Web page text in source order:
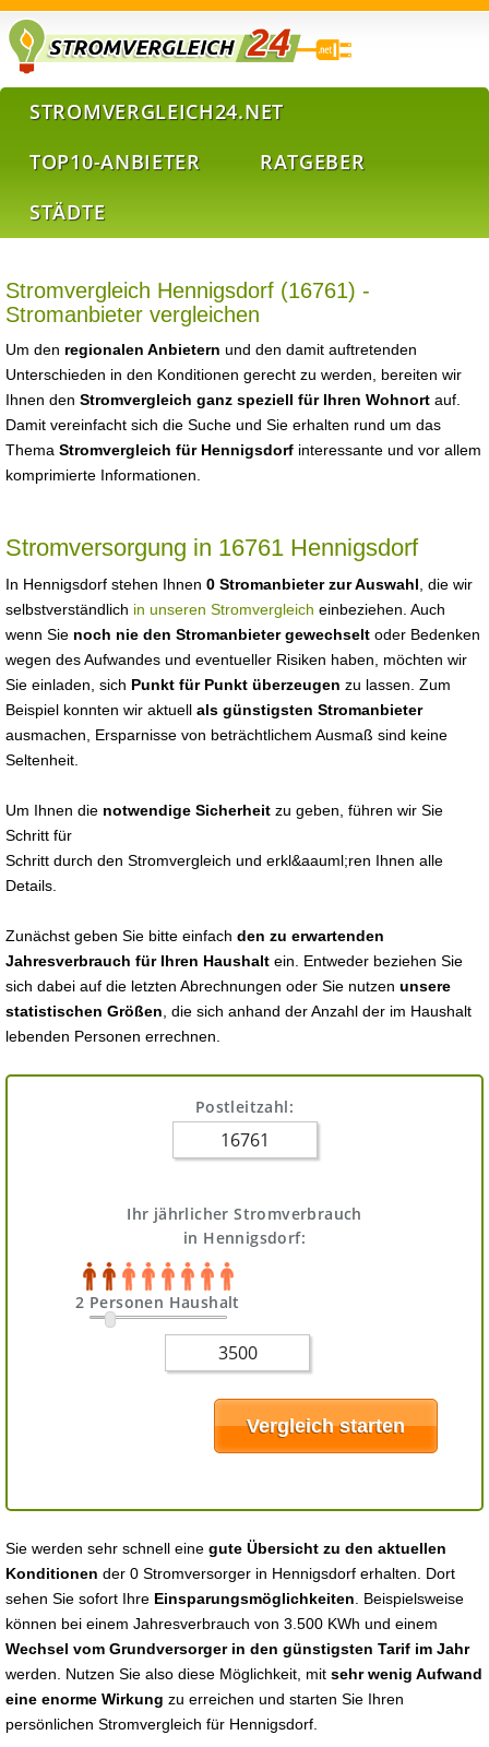
STROMVERGLEICH24.NET
TOP10-ANBIETER
RATGEBER
STÄDTE
Stromvergleich Hennigsdorf (16761) -
Stromanbieter vergleichen
Um den regionalen Anbietern und den damit auftretenden
Unterschieden in den Konditionen gerecht zu werden, bereiten wir
Ihnen den Stromvergleich ganz speziell für Ihren Wohnort auf.
Damit vereinfacht sich die Suche und Sie erhalten rund um das
Thema Stromvergleich für Hennigsdorf interessante und vor allem
komprimierte Informationen.
Stromversorgung in 16761 Hennigsdorf
In Hennigsdorf stehen Ihnen 0 Stromanbieter zur Auswahl , die wir
selbstverständlich in unseren Stromvergleich einbeziehen. Auch
wenn Sie noch nie den Stromanbieter gewechselt oder Bedenken
wegen des Aufwandes und eventueller Risiken haben, möchten wir
Sie einladen, sich Punkt für Punkt überzeugen zu lassen. Zum
Beispiel konnten wir aktuell als günstigsten Stromanbieter
ausmachen, Ersparnisse von beträchtlichem Ausmaß sind keine
Seltenheit.
Um Ihnen die notwendige Sicherheit zu geben, führen wir Sie
Schritt für
Schritt durch den Stromvergleich und erkl&aauml;ren Ihnen alle
Details.
Zunächst geben Sie bitte einfach den zu erwartenden
Jahresverbrauch für Ihren Haushalt ein. Entweder beziehen Sie
sich dabei auf die letzten Abrechnungen oder Sie nutzen unsere
statistischen Größen , die sich anhand der Anzahl der im Haushalt
lebenden Personen errechnen.
Postleitzahl:
Ihr jährlicher Stromverbrauch
in Hennigsdorf:
2 Personen Haushalt
Sie werden sehr schnell eine gute Übersicht zu den aktuellen
Konditionen der 0 Stromversorger in Hennigsdorf erhalten. Dort
sehen Sie sofort Ihre Einsparungsmöglichkeiten . Beispielsweise
können bei einem Jahresverbrauch von 3.500 KWh und einem
Wechsel vom Grundversorger in den günstigsten Tarif im Jahr
werden. Nutzen Sie also diese Möglichkeit, mit sehr wenig Aufwand
eine enorme Wirkung zu erreichen und starten Sie Ihren
persönlichen Stromvergleich für Hennigsdorf.